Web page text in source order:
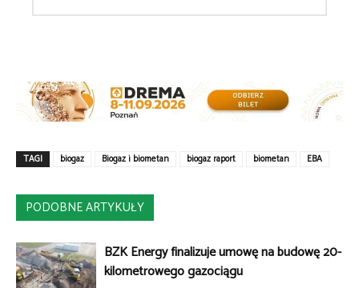
TAGI biogaz Biogaz i biometan biogaz raport biometan EBA
PODOBNE ARTYKUŁY
BZK Energy finalizuje umowę na budowę 20-
kilometrowego gazociągu